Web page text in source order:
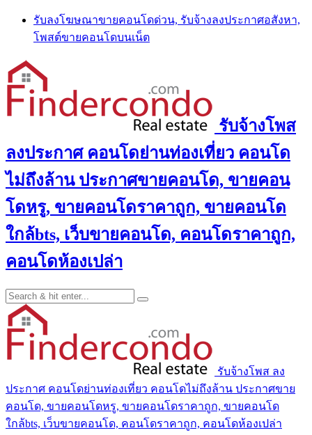
Skip
content
รับลงโฆษณาขายคอนโดด่วน, รับจ้างลงประกาศอสังหา,
โพสต์ขายคอนโดบนเน็ต
รับจ้างโพส
ลงประกาศ คอนโดย่านท่องเที่ยว คอนโด
ไม่ถึงล้าน ประกาศขายคอนโด, ขายคอน
โดหรู, ขายคอนโดราคาถูก, ขายคอนโด
ใกล้bts, เว็บขายคอนโด, คอนโดราคาถูก,
คอนโดห้องเปล่า
รับจ้างโพส ลง
ประกาศ คอนโดย่านท่องเที่ยว คอนโดไม่ถึงล้าน ประกาศขาย
คอนโด, ขายคอนโดหรู, ขายคอนโดราคาถูก, ขายคอนโด
ใกล้bts, เว็บขายคอนโด, คอนโดราคาถูก, คอนโดห้องเปล่า